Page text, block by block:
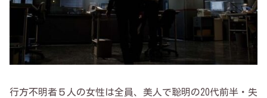
行方不明者５人の女性は全員、美人で聡明の20代前半・失